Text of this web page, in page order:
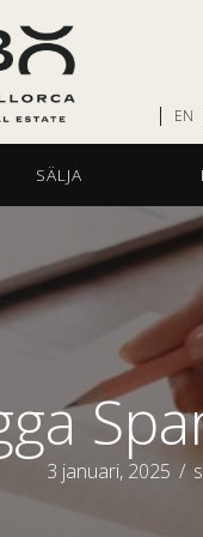
EN
SÄLJA
3 januari, 2025 /